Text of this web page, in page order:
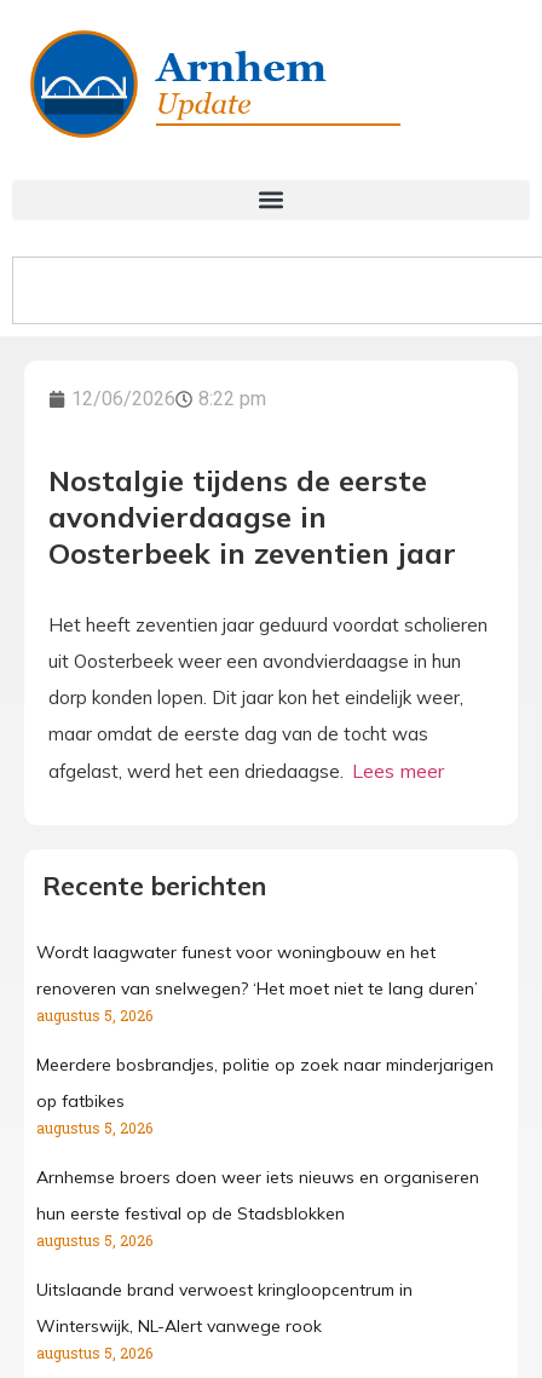
12/06/2026 8:22 pm
Nostalgie tijdens de eerste
avondvierdaagse in
Oosterbeek in zeventien jaar
Het heeft zeventien jaar geduurd voordat scholieren
uit Oosterbeek weer een avondvierdaagse in hun
dorp konden lopen. Dit jaar kon het eindelijk weer,
maar omdat de eerste dag van de tocht was
afgelast, werd het een driedaagse.
Recente berichten
Wordt laagwater funest voor woningbouw en het
renoveren van snelwegen? ‘Het moet niet te lang duren’
augustus 5, 2026
Meerdere bosbrandjes, politie op zoek naar minderjarigen
op fatbikes
augustus 5, 2026
Arnhemse broers doen weer iets nieuws en organiseren
hun eerste festival op de Stadsblokken
augustus 5, 2026
Uitslaande brand verwoest kringloopcentrum in
Winterswijk, NL-Alert vanwege rook
augustus 5, 2026